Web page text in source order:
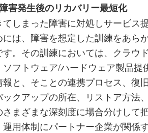
害発生後のリカバリー最短化
てしまった障害に対処しサービス
には、障害を想定した訓練をあら
す。その訓練においては、クラウ
ソフトウェア/ハードウェア製品提
報と、そことの連携プロセス、復
ックアップの所在、リストア方法
さまざまな深刻度に場合分けして
運用体制にパートナー企業が関係